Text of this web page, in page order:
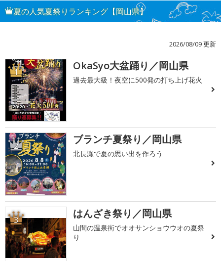
夏の人気夏祭りランキング【岡山県】
2026/08/09 更新
1 OkaSyo大盆踊り／岡山県
過去最大級！夜空に500発の打ち上げ花火
2 ブランチ夏祭り／岡山県
北長瀬で夏の思い出を作ろう
3 はんざき祭り／岡山県
山間の温泉街でオオサンショウウオの夏祭
り